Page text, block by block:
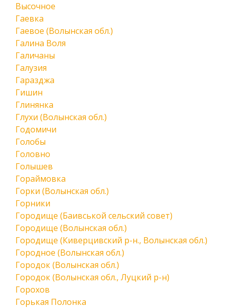
Высочное
Гаевка
Гаевое (Волынская обл.)
Галина Воля
Галичаны
Галузия
Гаразджа
Гишин
Глинянка
Глухи (Волынская обл.)
Годомичи
Голобы
Головно
Голышев
Гораймовка
Горки (Волынская обл.)
Горники
Городище (Баивськой сельский совет)
Городище (Волынская обл.)
Городище (Киверцивский р-н., Волынская обл.)
Городное (Волынская обл.)
Городок (Волынская обл.)
Городок (Волынская обл., Луцкий р-н)
Горохов
Горькая Полонка